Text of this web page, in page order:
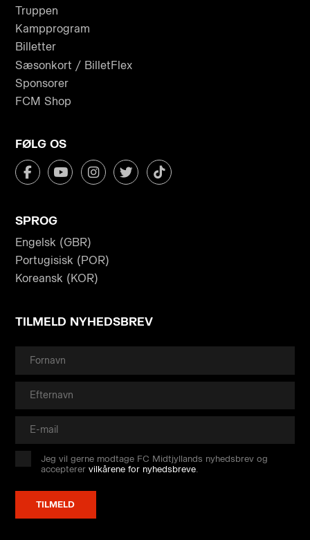
Truppen
Kampprogram
Billetter
Sæsonkort / BilletFlex
Sponsorer
FCM Shop
FØLG OS
SPROG
Engelsk (GBR)
Portugisisk (POR)
Koreansk (KOR)
TILMELD NYHEDSBREV
Jeg vil gerne modtage FC Midtjyllands nyhedsbrev og
accepterervilkårene for nyhedsbreve